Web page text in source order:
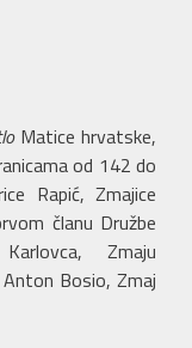
Matice hrvatske,
od 142 do
Rapić, Zmajice
članu Družbe
Zmaju
Bosio, Zmaj